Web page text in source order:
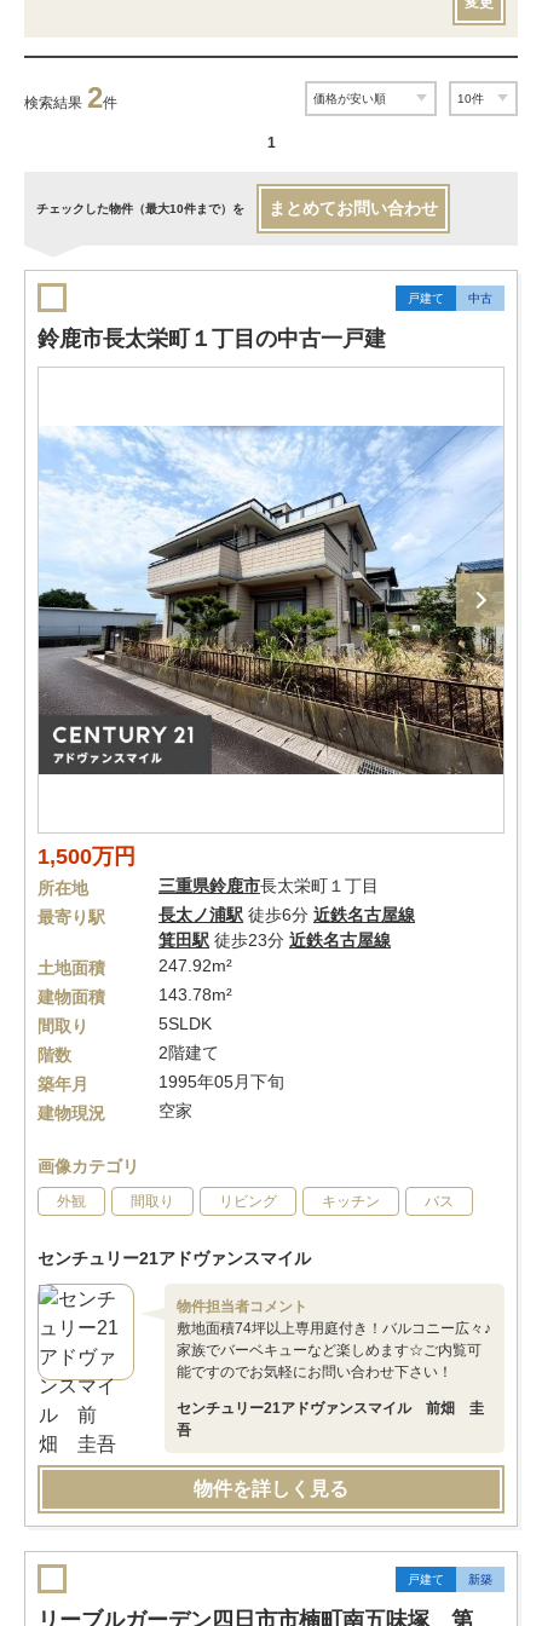
検索結果 2件
1
チェックした物件（最大10件まで）を まとめてお問い合わせ
戸建て 中古
鈴鹿市長太栄町１丁目の中古一戸建
1,500万円
所在地 三重県鈴鹿市長太栄町１丁目
最寄り駅
長太ノ浦駅 徒歩6分 近鉄名古屋線
箕田駅 徒歩23分 近鉄名古屋線
土地面積
247.92m²
建物面積
143.78m²
間取り
5SLDK
階数
2階建て
築年月
1995年05月下旬
建物現況
空家
画像カテゴリ
外観 間取り リビング キッチン バス
センチュリー21アドヴァンスマイル
物件担当者コメント
敷地面積74坪以上専用庭付き！バルコニー広々♪
家族でバーベキューなど楽しめます☆ご内覧可
能ですのでお気軽にお問い合わせ下さい！
センチュリー21アドヴァンスマイル 前畑 圭
吾
物件を詳しく見る
戸建て 新築
リーブルガーデン四日市市楠町南五味塚 第